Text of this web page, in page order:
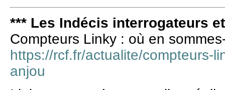
*** Les Indécis interrogateurs
Compteurs Linky : où en
https://rcf.fr/actualite/compteurs-
anjou